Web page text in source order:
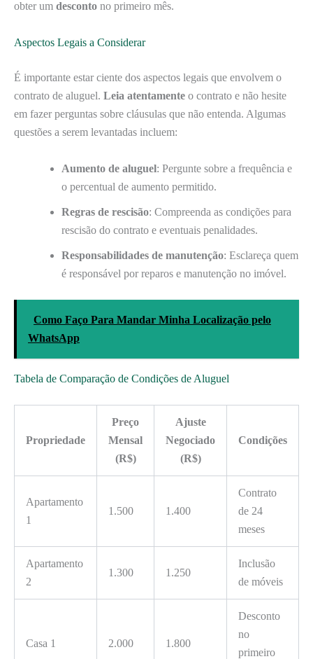
obter um desconto no primeiro mês.
Aspectos Legais a Considerar
É importante estar ciente dos aspectos legais que envolvem o
contrato de aluguel. Leia atentamente o contrato e não hesite
em fazer perguntas sobre cláusulas que não entenda. Algumas
questões a serem levantadas incluem:
Aumento de aluguel: Pergunte sobre a frequência e
o percentual de aumento permitido.
Regras de rescisão: Compreenda as condições para
rescisão do contrato e eventuais penalidades.
Responsabilidades de manutenção: Esclareça quem
é responsável por reparos e manutenção no imóvel.
Como Faço Para Mandar Minha Localização pelo
WhatsApp
Tabela de Comparação de Condições de Aluguel
Propriedade
Preço
Mensal
(R$)
Ajuste
Negociado
(R$)
Condições
Apartamento
1
1.500 1.400
Contrato
de 24
meses
Apartamento
2
1.300 1.250
Inclusão
de móveis
Casa 1 2.000 1.800
Desconto
no
primeiro